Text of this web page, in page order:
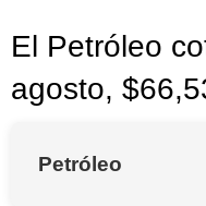
El Petróleo
agosto,
Petróleo